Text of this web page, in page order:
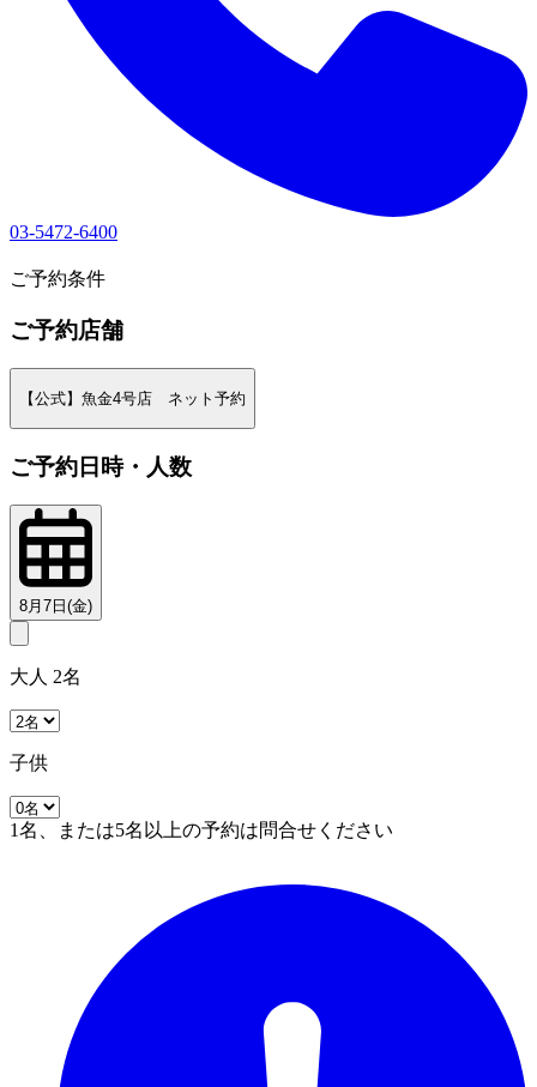
03-5472-6400
ご予約条件
ご予約店舗
【公式】魚金4号店 ネット予約
ご予約日時・人数
8月7日(金)
大人 2名
子供
1名、または5名以上の予約は問合せください